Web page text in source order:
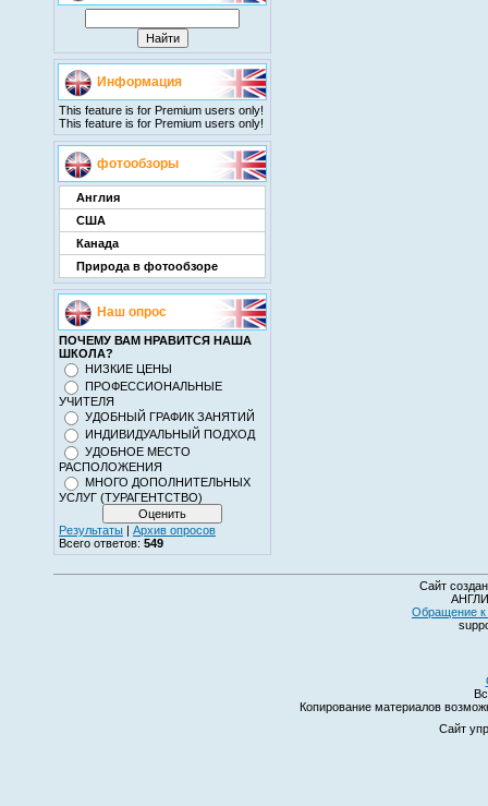
Информация
This feature is for Premium users only!
This feature is for Premium users only!
фотообзоры
Англия
США
Канада
Природа в фотообзоре
Наш опрос
ПОЧЕМУ ВАМ НРАВИТСЯ НАША
ШКОЛА?
НИЗКИЕ ЦЕНЫ
ПРОФЕССИОНАЛЬНЫЕ
УЧИТЕЛЯ
УДОБНЫЙ ГРАФИК ЗАНЯТИЙ
ИНДИВИДУАЛЬНЫЙ ПОДХОД
УДОБНОЕ МЕСТО
РАСПОЛОЖЕНИЯ
МНОГО ДОПОЛНИТЕЛЬНЫХ
УСЛУГ (ТУРАГЕНТСТВО)
Результаты | Архив опросов
Всего ответов: 549
Сайт
Обращение к
Копирование материалов
Сайт